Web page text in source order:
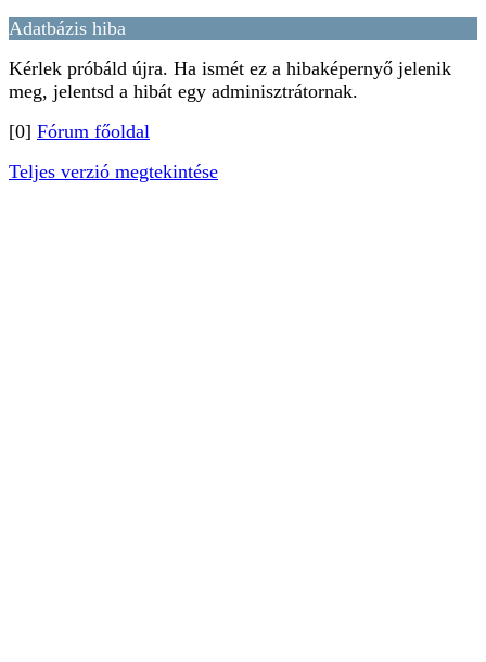
Adatbázis hiba
Kérlek próbáld újra. Ha ismét ez a hibaképernyő jelenik
meg, jelentsd a hibát egy adminisztrátornak.
[0] Fórum főoldal
Teljes verzió megtekintése